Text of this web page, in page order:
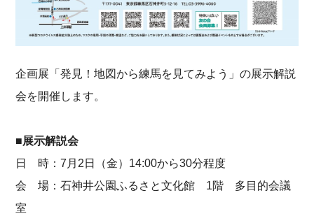
企画展「発見！地図から練馬を見てみよう」の展示解説
会を開催します。
■展示解説会
日 時：7月2日（金）14:00から30分程度
会 場：石神井公園ふるさと文化館 1階 多目的会議
室